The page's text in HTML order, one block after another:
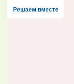
Решаем вместе